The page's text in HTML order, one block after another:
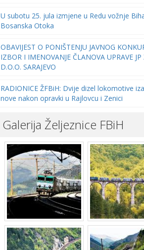
U subotu 25. jula izmjene u Redu vožnje
Bosanska Otoka
OBAVIJEST O PONIŠTENJU JAVNOG
IZBOR I IMENOVANJE ČLANOVA UPRAVE JP
D.O.O. SARAJEVO
RADIONICE ŽFBiH: Dvije dizel lokomotive
nove nakon opravki u Rajlovcu i Zenici
Galerija Željeznice FBiH